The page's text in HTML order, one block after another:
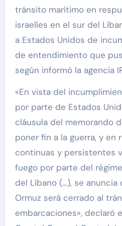
tránsito marítimo en
israelíes en el sur del
a Estados Unidos de
de entendimiento que
según informó la agencia
«En vista del
por parte de Estados
cláusula del memorando
poner fin a la guerra, y en
continuas y persistentes
fuego por parte del
del Líbano (…), se
Ormuz será cerrado al
embarcaciones», declaró